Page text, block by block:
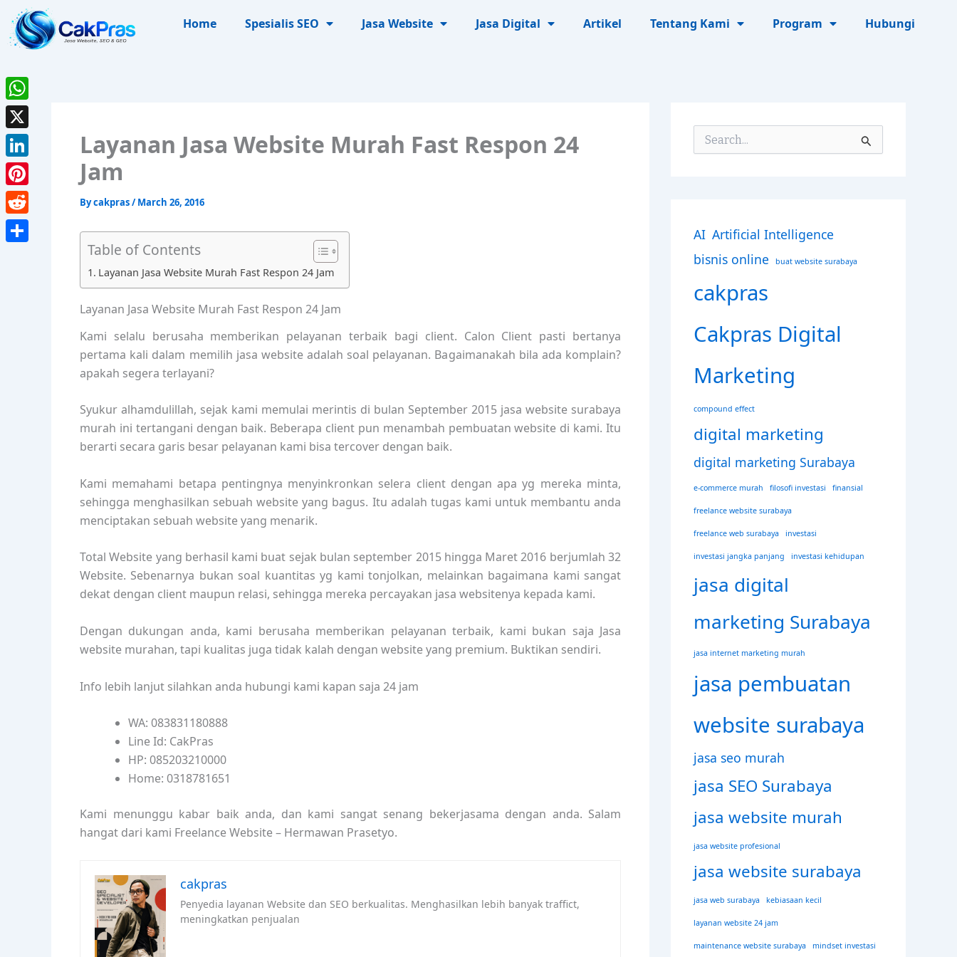
Skip
content
Home Spesialis SEO Jasa Website Jasa Digital Artikel Tentang Kami Program Hubungi
Layanan Jasa Website Murah Fast Respon 24
Jam
Bycakpras/March 26, 2016
Table of Contents
Layanan Jasa Website Murah Fast Respon 24 Jam
Layanan Jasa Website Murah Fast Respon 24 Jam
Kami selalu berusaha memberikan pelayanan terbaik bagi client. Calon Client pasti bertanya
pertama kali dalam memilih jasa website adalah soal pelayanan. Bagaimanakah bila ada komplain?
apakah segera terlayani?
Syukur alhamdulillah, sejak kami memulai merintis di bulan September 2015 jasa website surabaya
murah ini tertangani dengan baik. Beberapa client pun menambah pembuatan website di kami. Itu
berarti secara garis besar pelayanan kami bisa tercover dengan baik.
Kami memahami betapa pentingnya menyinkronkan selera client dengan apa yg mereka minta,
sehingga menghasilkan sebuah website yang bagus. Itu adalah tugas kami untuk membantu anda
menciptakan sebuah website yang menarik.
Total Website yang berhasil kami buat sejak bulan september 2015 hingga Maret 2016 berjumlah 32
Website. Sebenarnya bukan soal kuantitas yg kami tonjolkan, melainkan bagaimana kami sangat
dekat dengan client maupun relasi, sehingga mereka percayakan jasa websitenya kepada kami.
Dengan dukungan anda, kami berusaha memberikan pelayanan terbaik, kami bukan saja Jasa
website murahan, tapi kualitas juga tidak kalah dengan website yang premium. Buktikan sendiri.
Info lebih lanjut silahkan anda hubungi kami kapan saja 24 jam
WA: 083831180888
Line Id: CakPras
HP: 085203210000
Home: 0318781651
Kami menunggu kabar baik anda, dan kami sangat senang bekerjasama dengan anda. Salam
hangat dari kami Freelance Website – Hermawan Prasetyo.
cakpras
Penyedia layanan Website dan SEO berkualitas. Menghasilkan lebih banyak traffict,
meningkatkan penjualan
e
o
r
:
AI Artificial Intelligence
bisnis online
buat website surabaya
cakpras
Cakpras Digital
Marketing
compound effect
digital marketing
digital marketing Surabaya
e-commerce murah filosofi investasi finansial
freelance website surabaya
freelance web surabaya investasi
investasi jangka panjang investasi kehidupan
jasa digital
marketing Surabaya
jasa internet marketing murah
jasa pembuatan
website surabaya
jasa seo murah
jasa SEO Surabaya
jasa website murah
jasa website profesional
jasa website surabaya
jasa web surabaya kebiasaan kecil
layanan website 24 jam
maintenance website surabaya mindset investasi
WhatsApp
X
LinkedIn
Pinterest
Reddit